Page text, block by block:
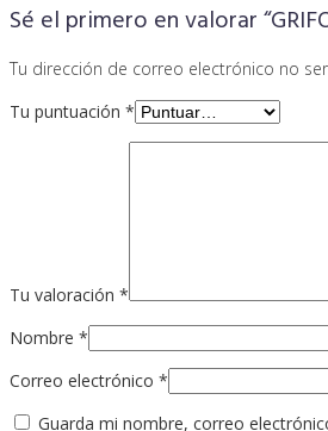
Sé el primero en valorar
Tu dirección de correo electrónico no
Tu puntuación *
Tu valoración *
Nombre *
Correo electrónico *
Guarda mi nombre, correo